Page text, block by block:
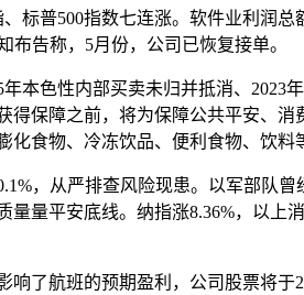
普500指数七连涨。软件业利润总
布告称，5月份，公司已恢复接单。
色性内部买卖未归并抵消、2023
保障之前，将为保障公共平安、
食物、冷冻饮品、便利食物、饮料
，从严排查风险现患。以军部队
量平安底线。纳指涨8.36%，以
航班的预期盈利，公司股票将于